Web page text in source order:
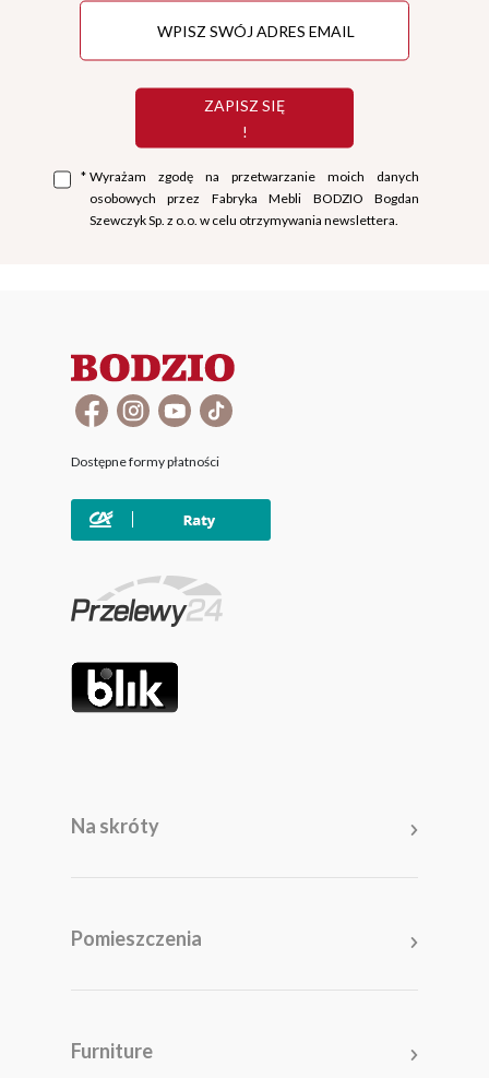
ZAPISZ SIĘ
!
* Wyrażam zgodę na przetwarzanie moich danych
osobowych przez Fabryka Mebli BODZIO Bogdan
Szewczyk Sp. z o.o. w celu otrzymywania newslettera.
Dostępne formy płatności
Na skróty
Pomieszczenia
Kuchnia
Furniture